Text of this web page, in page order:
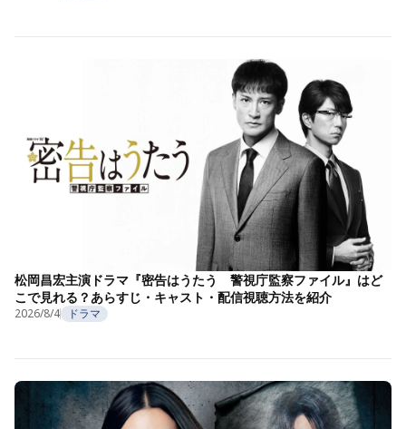
松岡昌宏主演ドラマ『密告はうたう 警視庁監察ファイル』はど
こで見れる？あらすじ・キャスト・配信視聴方法を紹介
2026/8/4 ドラマ